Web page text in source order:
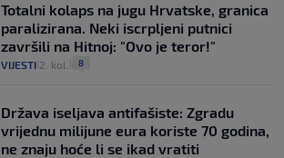
Totalni kolaps na jugu Hrvatske, granica
paralizirana. Neki iscrpljeni putnici
završili na Hitnoj: "Ovo je teror!"
VIJESTI 2. kol. 8
Država iseljava antifašiste: Zgradu
vrijednu milijune eura koriste 70 godina,
ne znaju hoće li se ikad vratiti